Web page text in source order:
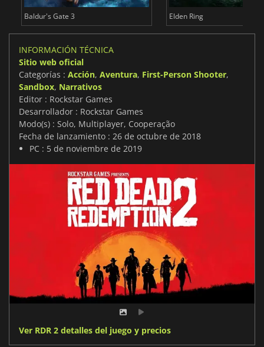
Baldur's Gate 3 Elden Ring
INFORMACIÓN TÉCNICA
Sitio web oficial
Categorías : Acción, Aventura, First-Person Shooter,
Sandbox, Narrativos
Editor : Rockstar Games
Desarrollador : Rockstar Games
Modo(s) : Solo, Multiplayer, Cooperação
Fecha de lanzamiento : 26 de octubre de 2018
PC : 5 de noviembre de 2019
Ver RDR 2 detalles del juego y precios